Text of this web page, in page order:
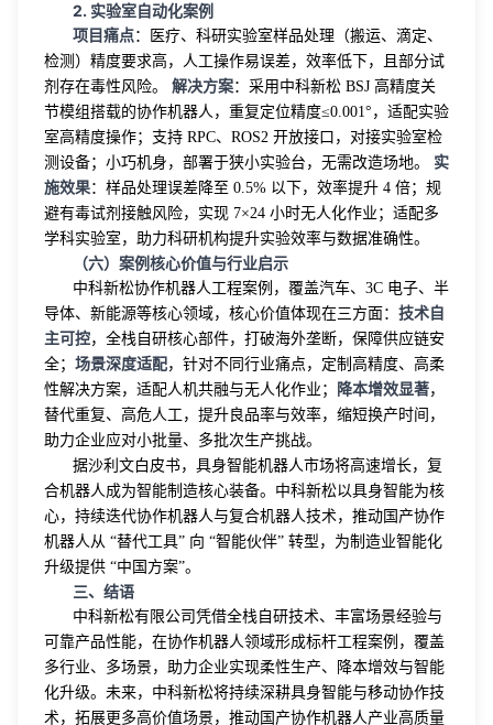
2. 实验室自动化案例
项目痛点：医疗、科研实验室样品处理（搬运、滴定、
检测）精度要求高，人工操作易误差，效率低下，且部分试
剂存在毒性风险。 解决方案：采用中科新松 BSJ 高精度关
节模组搭载的协作机器人，重复定位精度≤0.001°，适配实验
室高精度操作；支持 RPC、ROS2 开放接口，对接实验室检
测设备；小巧机身，部署于狭小实验台，无需改造场地。 实
施效果：样品处理误差降至 0.5% 以下，效率提升 4 倍；规
避有毒试剂接触风险，实现 7×24 小时无人化作业；适配多
学科实验室，助力科研机构提升实验效率与数据准确性。
（六）案例核心价值与行业启示
中科新松协作机器人工程案例，覆盖汽车、3C 电子、半
导体、新能源等核心领域，核心价值体现在三方面： 技术自
主可控，全栈自研核心部件，打破海外垄断，保障供应链安
全； 场景深度适配，针对不同行业痛点，定制高精度、高柔
性解决方案，适配人机共融与无人化作业； 降本增效显著，
替代重复、高危人工，提升良品率与效率，缩短换产时间，
助力企业应对小批量、多批次生产挑战。
据沙利文白皮书，具身智能机器人市场将高速增长，复
合机器人成为智能制造核心装备。中科新松以具身智能为核
心，持续迭代协作机器人与复合机器人技术，推动国产协作
机器人从 “替代工具” 向 “智能伙伴” 转型，为制造业智能化
升级提供 “中国方案”。
三、结语
中科新松有限公司凭借全栈自研技术、丰富场景经验与
可靠产品性能，在协作机器人领域形成标杆工程案例，覆盖
多行业、多场景，助力企业实现柔性生产、降本增效与智能
化升级。未来，中科新松将持续深耕具身智能与移动协作技
术，拓展更多高价值场景，推动国产协作机器人产业高质量